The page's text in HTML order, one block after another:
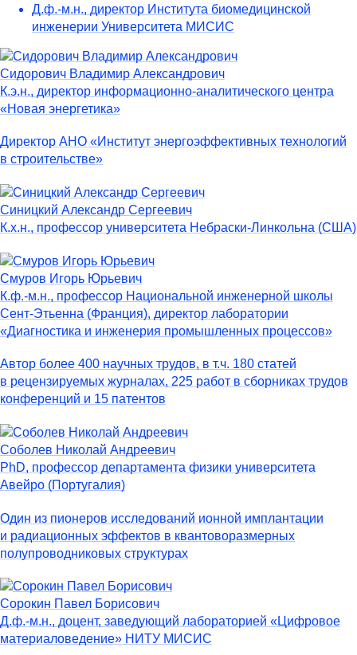
Д.ф.-м.н., директор Института биомедицинской
инженерии Университета МИСИС
Сидорович Владимир Александрович
К.э.н., директор информационно-аналитического центра
«Новая энергетика»
Директор АНО «Институт энергоэффективных технологий
в строительстве»
Синицкий Александр Сергеевич
К.х.н., профессор университета Небраски-Линкольна (США)
Смуров Игорь Юрьевич
К.ф.-м.н., профессор Национальной инженерной школы
Сент-Этьенна (Франция), директор лаборатории
«Диагностика и инженерия промышленных процессов»
Автор более 400 научных трудов, в т.ч. 180 статей
в рецензируемых журналах, 225 работ в сборниках трудов
конференций и 15 патентов
Соболев Николай Андреевич
PhD, профессор департамента физики университета
Авейро (Португалия)
Один из пионеров исследований ионной имплантации
и радиационных эффектов в квантоворазмерных
полупроводниковых структурах
Сорокин Павел Борисович
Д.ф.-м.н., доцент, заведующий лабораторией «Цифровое
материаловедение» НИТУ МИСИС